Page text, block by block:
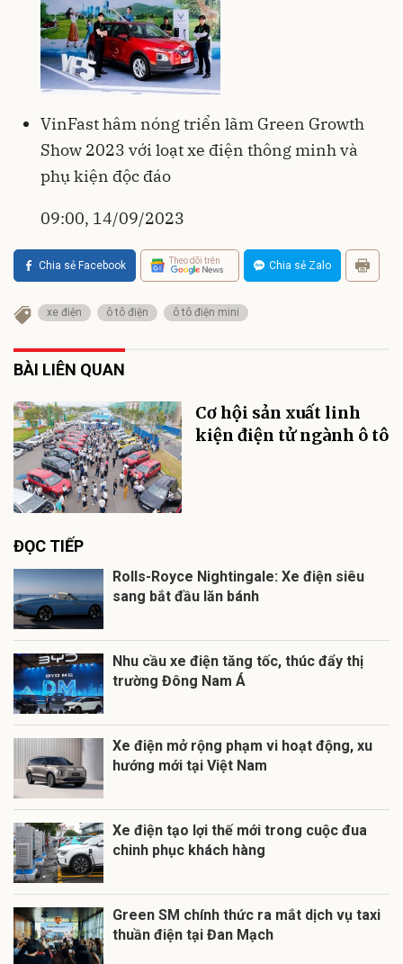
VinFast hâm nóng triển lãm Green Growth
Show 2023 với loạt xe điện thông minh và
phụ kiện độc đáo
09:00, 14/09/2023
Chia sẻ Facebook Theo dõi trên Chia sẻ Zalo
xe điện ô tô điện ô tô điện mini
BÀI LIÊN QUAN
Cơ hội sản xuất linh
kiện điện tử ngành ô tô
ĐỌC TIẾP
Rolls-Royce Nightingale: Xe điện siêu
sang bắt đầu lăn bánh
Nhu cầu xe điện tăng tốc, thúc đẩy thị
trường Đông Nam Á
Xe điện mở rộng phạm vi hoạt động, xu
hướng mới tại Việt Nam
Xe điện tạo lợi thế mới trong cuộc đua
chinh phục khách hàng
Green SM chính thức ra mắt dịch vụ taxi
thuần điện tại Đan Mạch